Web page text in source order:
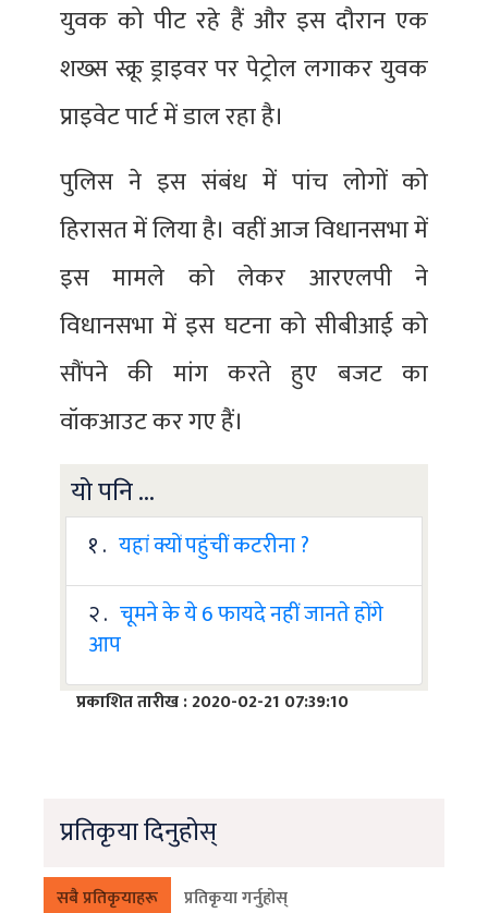
युवक को पीट रहे हैं और इस दौरान एक
शख्स स्क्रू ड्राइवर पर पेट्रोल लगाकर युवक
प्राइवेट पार्ट में डाल रहा है।
पुलिस ने इस संबंध में पांच लोगों को
हिरासत में लिया है। वहीं आज विधानसभा में
इस मामले को लेकर आरएलपी ने
विधानसभा में इस घटना को सीबीआई को
सौंपने की मांग करते हुए बजट का
वॉकआउट कर गए हैं।
यो पनि ...
१ . यहां क्यों पहुंचीं कटरीना ?
२ . चूमने के ये 6 फायदे नहीं जानते होंगे
आप
प्रकाशित तारीख : 2020-02-21 07:39:10
प्रतिकृया दिनुहोस्
सबै प्रतिकृयाहरू प्रतिकृया गर्नुहोस्